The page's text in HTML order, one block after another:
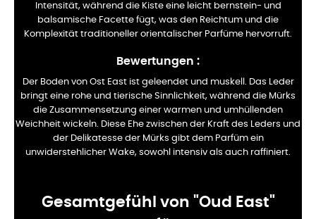
Intensität, während die Kiste eine leicht bernstein- und
balsamische Facette fügt, was den Reichtum und die
Komplexität traditioneller orientalischer Parfüme hervorruft.
Bewertungen :
Der Boden von Ost East ist geleendet und muskell. Das Leder
bringt eine rohe und tierische Sinnlichkeit, während die Mürks
die Zusammensetzung einer warmen und umhüllenden
Weichheit wickeln. Diese Ehe zwischen der Kraft des Leders und
der Delikatesse der Mürks gibt dem Parfüm ein
unwiderstehlicher Wake, sowohl intensiv als auch raffiniert.
Gesamtgefühl von "Oud East"